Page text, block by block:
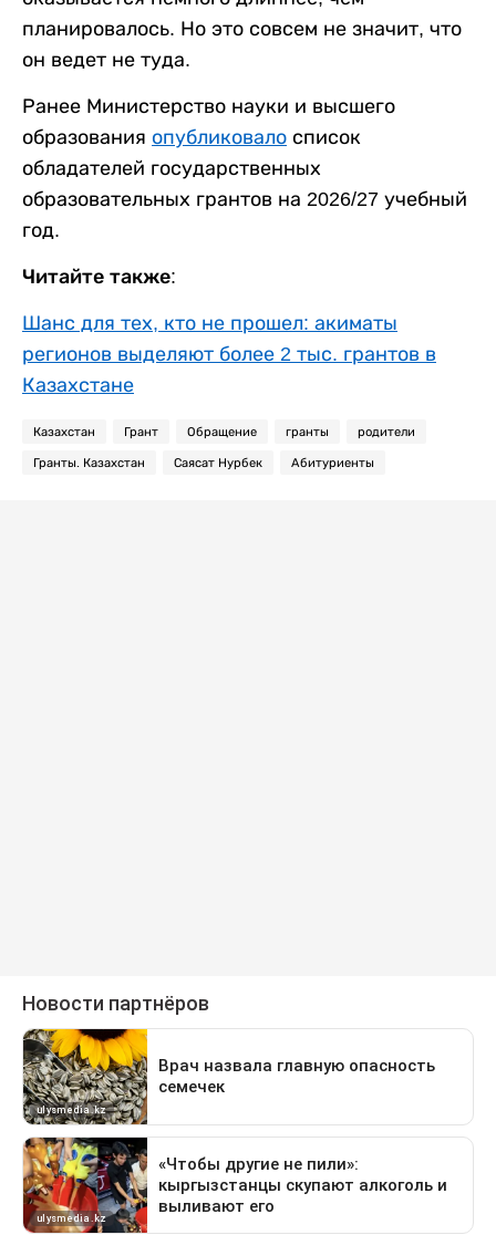
планировалось. Но это совсем не значит, что
он ведет не туда.
Ранее Министерство науки и высшего
образования опубликовало список
обладателей государственных
образовательных грантов на 2026/27 учебный
год.
Читайте также:
Шанс для тех, кто не прошел: акиматы
регионов выделяют более 2 тыс. грантов в
Казахстане
Казахстан Грант Обращение гранты родители
Гранты. Казахстан Саясат Нурбек Абитуриенты